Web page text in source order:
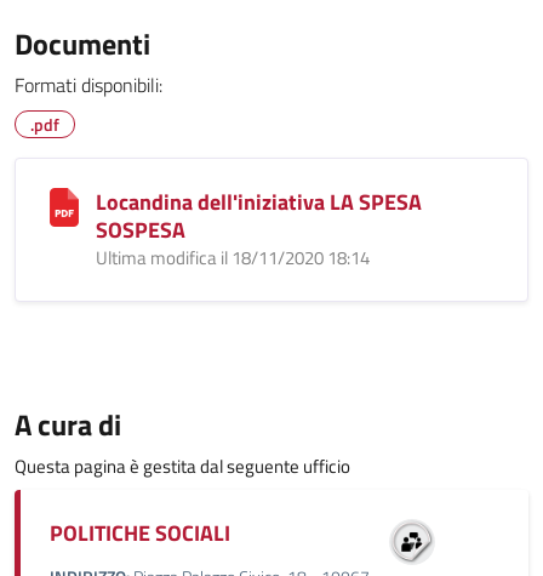
Documenti
Formati disponibili:
.pdf
Locandina dell'iniziativa LA SPESA
SOSPESA
Ultima modifica il 18/11/2020 18:14
A cura di
Questa pagina è gestita dal seguente ufficio
POLITICHE SOCIALI